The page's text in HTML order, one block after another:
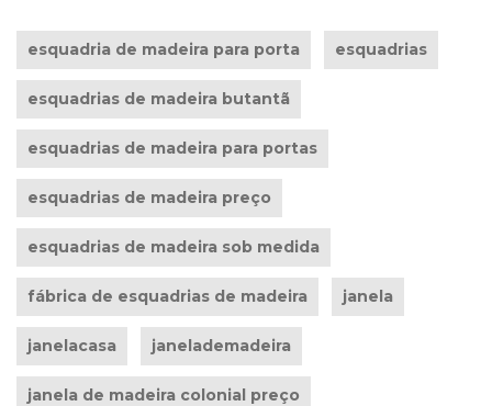
esquadria de madeira para porta esquadrias
esquadrias de madeira butantã
esquadrias de madeira para portas
esquadrias de madeira preço
esquadrias de madeira sob medida
fábrica de esquadrias de madeira janela
janelacasa janelademadeira
janela de madeira colonial preço